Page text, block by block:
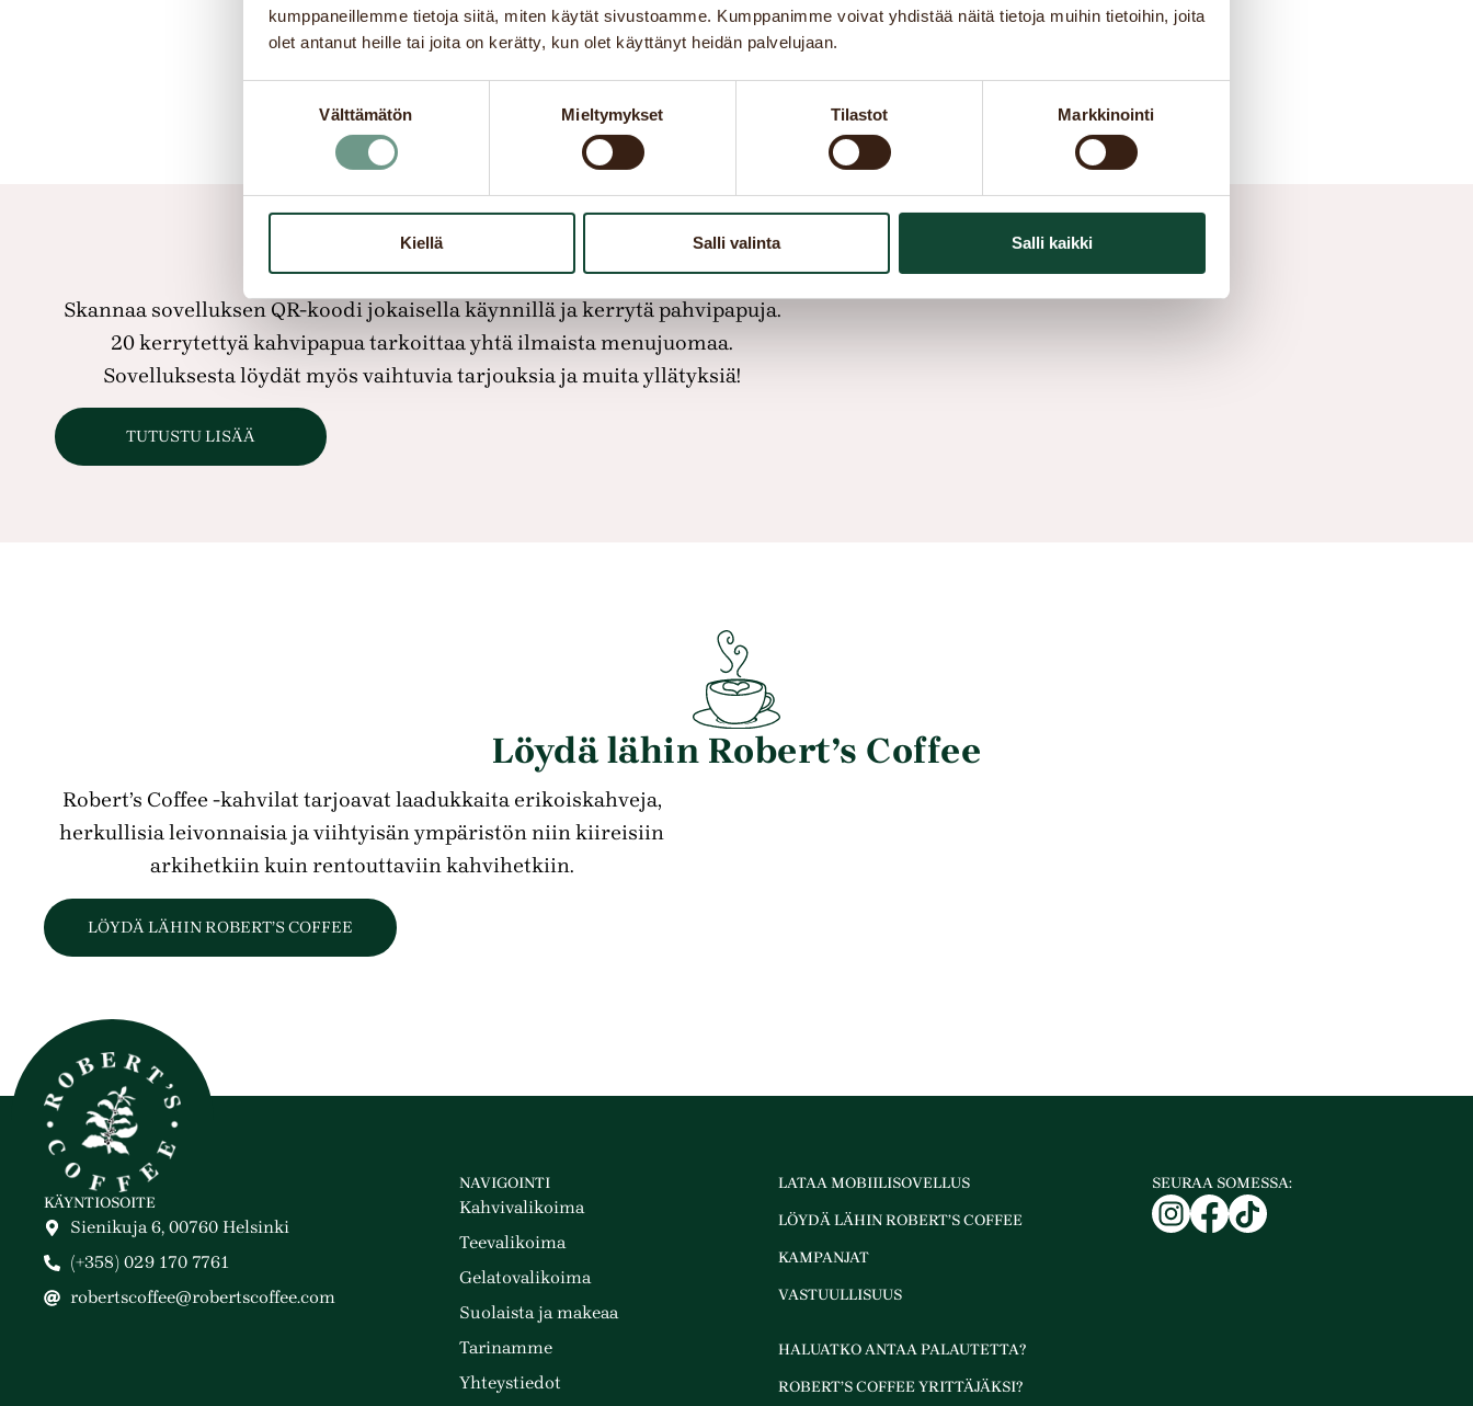
kumppaneillemme tietoja siitä, miten käytät sivustoamme. Kumppanimme voivat yhdistää näitä tietoja muihin tietoihin, joita
olet antanut heille tai joita on kerätty, kun olet käyttänyt heidän palvelujaan.
Välttämätön Mieltymykset Tilastot Markkinointi
Kiellä Salli valinta Salli kaikki
Lataa Robert’s Coffee Club -sovellus
Skannaa sovelluksen QR-koodi jokaisella käynnillä ja kerrytä pahvipapuja.
20 kerrytettyä kahvipapua tarkoittaa yhtä ilmaista menujuomaa.
Sovelluksesta löydät myös vaihtuvia tarjouksia ja muita yllätyksiä!
TUTUSTU LISÄÄ
Löydä lähin Robert’s Coffee
Robert’s Coffee -kahvilat tarjoavat laadukkaita erikoiskahveja,
herkullisia leivonnaisia ja viihtyisän ympäristön niin kiireisiin
arkihetkiin kuin rentouttaviin kahvihetkiin.
LÖYDÄ LÄHIN ROBERT’S COFFEE
KÄYNTIOSOITE
Sienikuja 6, 00760 Helsinki
(+358) 029 170 7761
robertscoffee@robertscoffee.com
NAVIGOINTI
Kahvivalikoima
Teevalikoima
Gelatovalikoima
Suolaista ja makeaa
Tarinamme
Yhteystiedot
LATAA MOBIILISOVELLUS
LÖYDÄ LÄHIN ROBERT’S COFFEE
KAMPANJAT
VASTUULLISUUS
HALUATKO ANTAA PALAUTETTA?
ROBERT’S COFFEE YRITTÄJÄKSI?
SEURAA SOMESSA: